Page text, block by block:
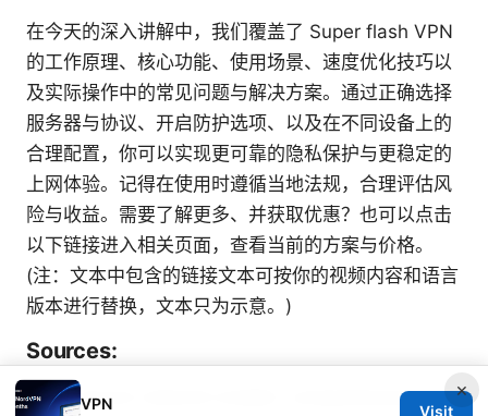
在今天的深入讲解中，我们覆盖了 Super flash VPN
的工作原理、核心功能、使用场景、速度优化技巧以
及实际操作中的常见问题与解决方案。通过正确选择
服务器与协议、开启防护选项、以及在不同设备上的
合理配置，你可以实现更可靠的隐私保护与更稳定的
上网体验。记得在使用时遵循当地法规，合理评估风
险与收益。需要了解更多、并获取优惠？也可以点击
以下链接进入相关页面，查看当前的方案与价格。
(注：文本中包含的链接文本可按你的视频内容和语言
版本进行替换，文本只为示意。)
Sources:
Edge secure network enable: comprehensive
×
VPN Visit